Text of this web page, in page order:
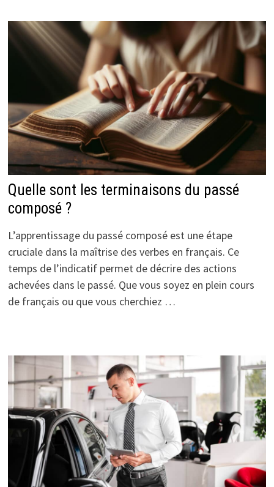
Quelle sont les terminaisons du passé
composé ?
L’apprentissage du passé composé est une étape
cruciale dans la maîtrise des verbes en français. Ce
temps de l’indicatif permet de décrire des actions
achevées dans le passé. Que vous soyez en plein cours
de français ou que vous cherchiez …